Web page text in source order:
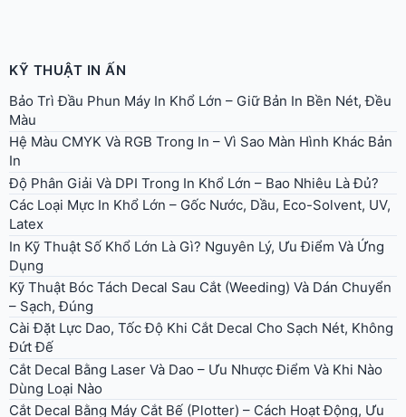
KỸ THUẬT IN ẤN
Bảo Trì Đầu Phun Máy In Khổ Lớn – Giữ Bản In Bền Nét, Đều
Màu
Hệ Màu CMYK Và RGB Trong In – Vì Sao Màn Hình Khác Bản
In
Độ Phân Giải Và DPI Trong In Khổ Lớn – Bao Nhiêu Là Đủ?
Các Loại Mực In Khổ Lớn – Gốc Nước, Dầu, Eco-Solvent, UV,
Latex
In Kỹ Thuật Số Khổ Lớn Là Gì? Nguyên Lý, Ưu Điểm Và Ứng
Dụng
Kỹ Thuật Bóc Tách Decal Sau Cắt (Weeding) Và Dán Chuyển
– Sạch, Đúng
Cài Đặt Lực Dao, Tốc Độ Khi Cắt Decal Cho Sạch Nét, Không
Đứt Đế
Cắt Decal Bằng Laser Và Dao – Ưu Nhược Điểm Và Khi Nào
Dùng Loại Nào
Cắt Decal Bằng Máy Cắt Bế (Plotter) – Cách Hoạt Động, Ưu